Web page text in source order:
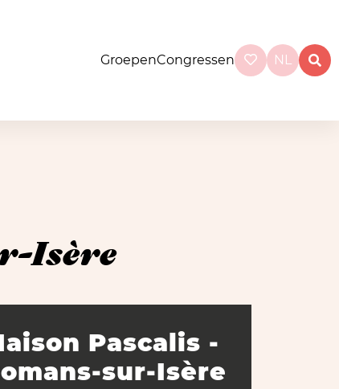
GroepenCongressen NL
Isère
Pascalis -
sur-Isère